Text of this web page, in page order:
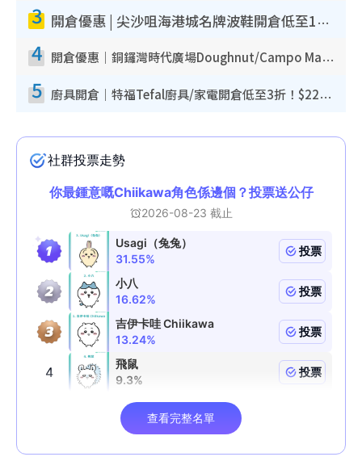
3 開倉優惠 | 尖沙咀海港城名牌波鞋開倉低至1折！On鞋$899起／Joy&Peace鞋履$98起
4 開倉優惠｜銅鑼灣時代廣場Doughnut/Campo Marzio開倉低至1折！背囊、書包、手袋劈價$200起
5 廚具開倉｜特福Tefal廚具/家電開倉低至3折！$220起買平底鍋/炒鑊/湯煲！電飯煲/吸塵機/燙斗$418起